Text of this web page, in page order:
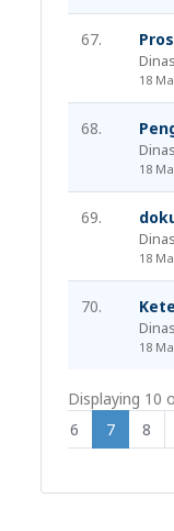
67.
18
68.
18
69.
18
70.
18
Displaying 10
6 7 8